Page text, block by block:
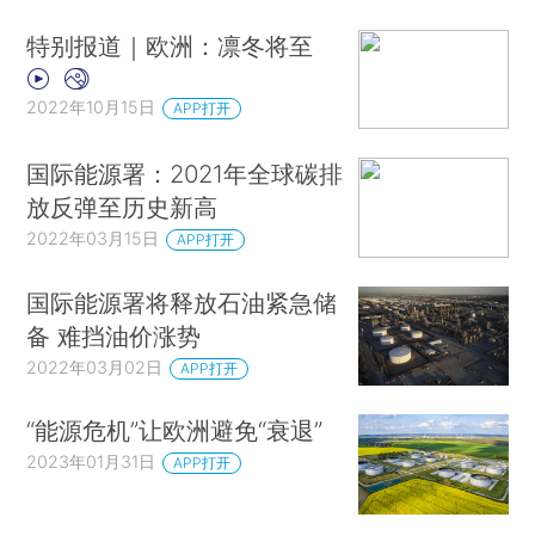
特别报道｜欧洲：凛冬将至
2022年10月15日 APP打开
国际能源署：2021年全球碳排
放反弹至历史新高
2022年03月15日 APP打开
国际能源署将释放石油紧急储
备 难挡油价涨势
2022年03月02日 APP打开
“能源危机”让欧洲避免“衰退”
2023年01月31日 APP打开